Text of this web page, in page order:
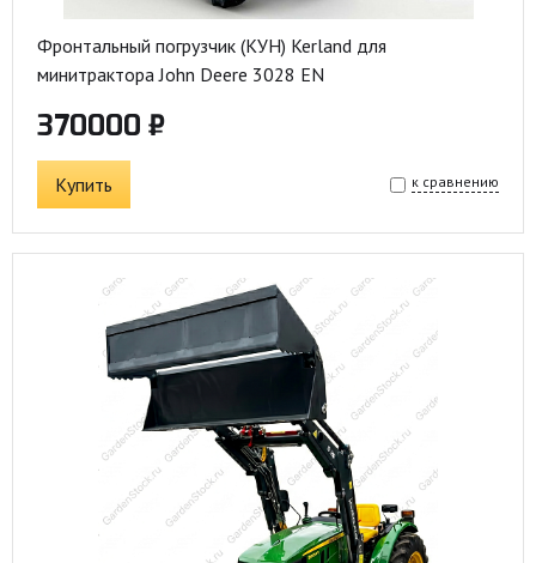
Фронтальный погрузчик (КУН) Kerland для
минитрактора John Deere 3028 EN
370000 ₽
Купить к сравнению